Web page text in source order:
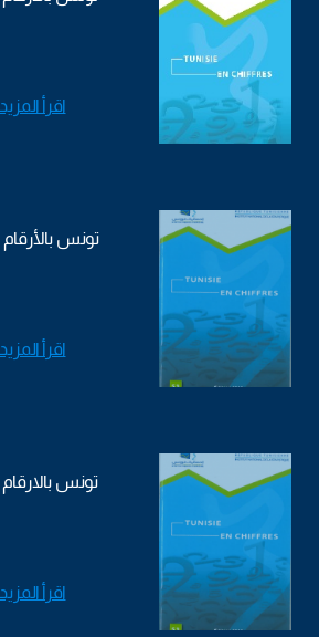
اقرأ المزيد
تونس بالأرقام 2018
اقرأ المزيد
تونس بالارقام 2016
اقرأ المزيد